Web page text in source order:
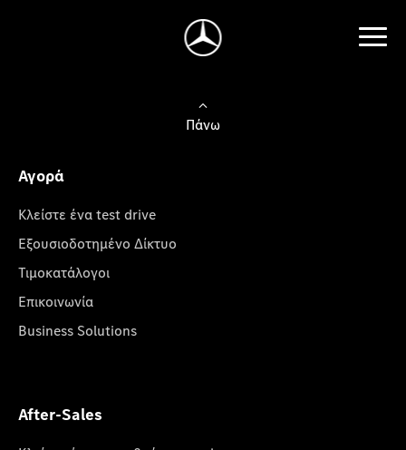
Πάνω
Αγορά
Κλείστε ένα test drive
Εξουσιοδοτημένο Δίκτυο
Τιμοκατάλογοι
Επικοινωνία
Business Solutions
After-Sales